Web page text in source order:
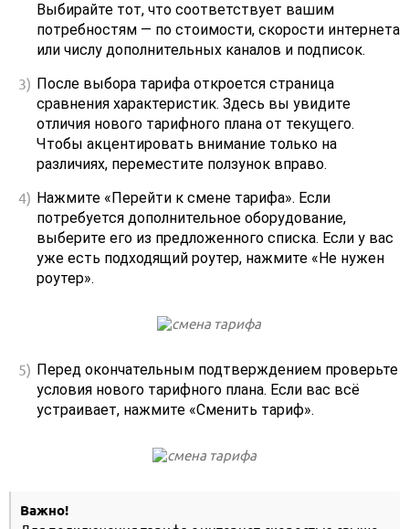
Выбирайте тот, что соответствует вашим
потребностям — по стоимости, скорости интернета
или числу дополнительных каналов и подписок.
После выбора тарифа откроется страница
сравнения характеристик. Здесь вы увидите
отличия нового тарифного плана от текущего.
Чтобы акцентировать внимание только на
различиях, переместите ползунок вправо.
Нажмите «Перейти к смене тарифа». Если
потребуется дополнительное оборудование,
выберите его из предложенного списка. Если у вас
уже есть подходящий роутер, нажмите «Не нужен
роутер».
Перед окончательным подтверждением проверьте
условия нового тарифного плана. Если вас всё
устраивает, нажмите «Сменить тариф».
Важно!